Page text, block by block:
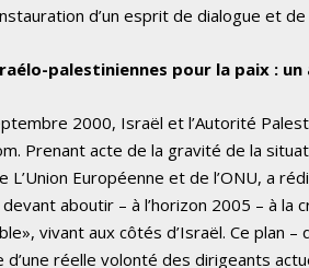
d’un esprit de dialogue et
palestiniennes pour la paix : un
2000, Israël et l’Autorité
Prenant acte de la gravité de la
L’Union Européenne et de l’ONU, a
aboutir – à l’horizon 2005 – à la
vivant aux côtés d’Israël. Ce plan
réelle volonté des dirigeants